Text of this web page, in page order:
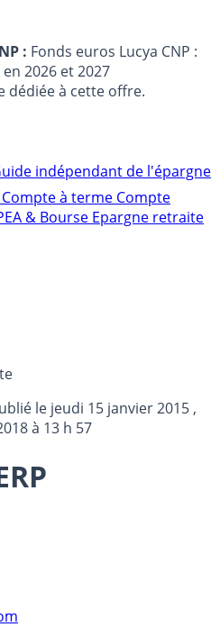
: Fonds euros Lucya CNP :
2026 et 2027
dédiée à cette offre.
indépendant de l'épargne
Compte à terme Compte
& Bourse Epargne retraite
le jeudi 15 janvier 2015 ,
à 13 h 57